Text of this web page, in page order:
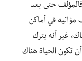
حتى بعد
في أماكن
غير أنه يترك
تكون الحياة هناك